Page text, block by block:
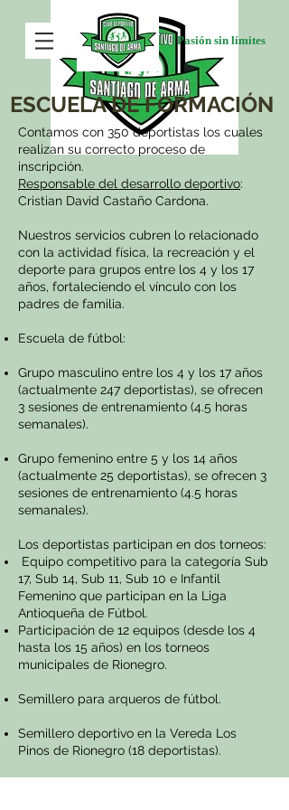
Pasión sin límites
ESCUELA DE FORMACIÓN
Contamos con 350 deportistas los cuales
realizan su correcto proceso de
inscripción.
Responsable del desarrollo deportivo:
Cristian David Castaño Cardona.
Nuestros servicios cubren lo relacionado
con la actividad física, la recreación y el
deporte para grupos entre los 4 y los 17
años, fortaleciendo el vínculo con los
padres de familia.
Escuela de fútbol:
Grupo masculino entre los 4 y los 17 años
(actualmente 247 deportistas), se ofrecen
3 sesiones de entrenamiento (4.5 horas
semanales).
Grupo femenino entre 5 y los 14 años
(actualmente 25 deportistas), se ofrecen 3
sesiones de entrenamiento (4.5 horas
semanales).
Los deportistas participan en dos torneos:
Equipo competitivo para la categoría Sub
17, Sub 14, Sub 11, Sub 10 e Infantil
Femenino que participan en la Liga
Antioqueña de Fútbol.
Participación de 12 equipos (desde los 4
hasta los 15 años) en los torneos
municipales de Rionegro.
Semillero para arqueros de fútbol.
Semillero deportivo en la Vereda Los
Pinos de Rionegro (18 deportistas).